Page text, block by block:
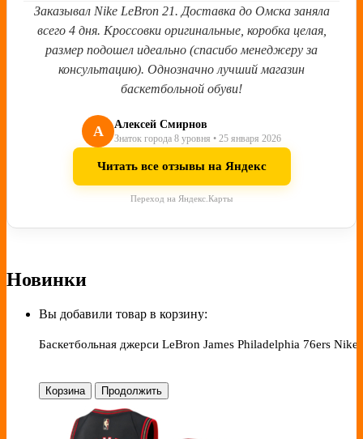
Заказывал Nike LeBron 21. Доставка до Омска заняла
всего 4 дня. Кроссовки оригинальные, коробка целая,
размер подошел идеально (спасибо менеджеру за
консультацию). Однозначно лучший магазин
баскетбольной обуви!
А Алексей Смирнов
Знаток города 8 уровня • 25 января 2026
Читать все отзывы на Яндекс
Переход на Яндекс.Карты
Новинки
Вы добавили товар в корзину:
Баскетбольная джерси LeBron James Philadelphia 76ers Nike
Корзина Продолжить